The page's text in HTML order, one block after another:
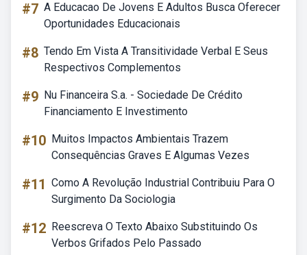
#7 A Educacao De Jovens E Adultos Busca Oferecer
Oportunidades Educacionais
#8 Tendo Em Vista A Transitividade Verbal E Seus
Respectivos Complementos
#9 Nu Financeira S.a. - Sociedade De Crédito
Financiamento E Investimento
#10 Muitos Impactos Ambientais Trazem
Consequências Graves E Algumas Vezes
#11 Como A Revolução Industrial Contribuiu Para O
Surgimento Da Sociologia
#12 Reescreva O Texto Abaixo Substituindo Os
Verbos Grifados Pelo Passado